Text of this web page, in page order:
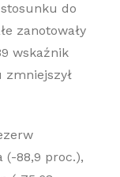
do
zanotowały
wskaźnik
(-88,9 proc.),